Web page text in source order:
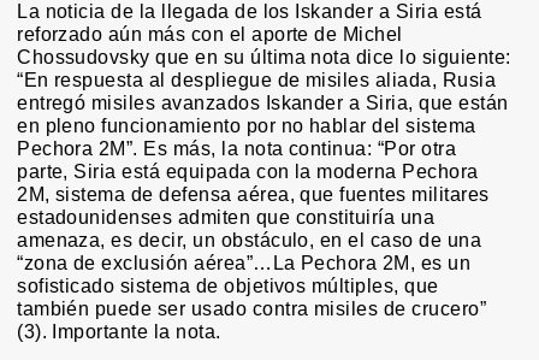
La noticia de la llegada de los Iskander a Siria está
reforzado aún más con el aporte de Michel
Chossudovsky que en su última nota dice lo siguiente:
“En respuesta al despliegue de misiles aliada, Rusia
entregó misiles avanzados Iskander a Siria, que están
en pleno funcionamiento por no hablar del sistema
Pechora 2M”. Es más, la nota continua: “Por otra
parte, Siria está equipada con la moderna Pechora
2M, sistema de defensa aérea, que fuentes militares
estadounidenses admiten que constituiría una
amenaza, es decir, un obstáculo, en el caso de una
“zona de exclusión aérea”…La Pechora 2M, es un
sofisticado sistema de objetivos múltiples, que
también puede ser usado contra misiles de crucero”
(3). Importante la nota.